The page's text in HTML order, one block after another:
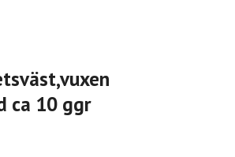
ca 10 ggr